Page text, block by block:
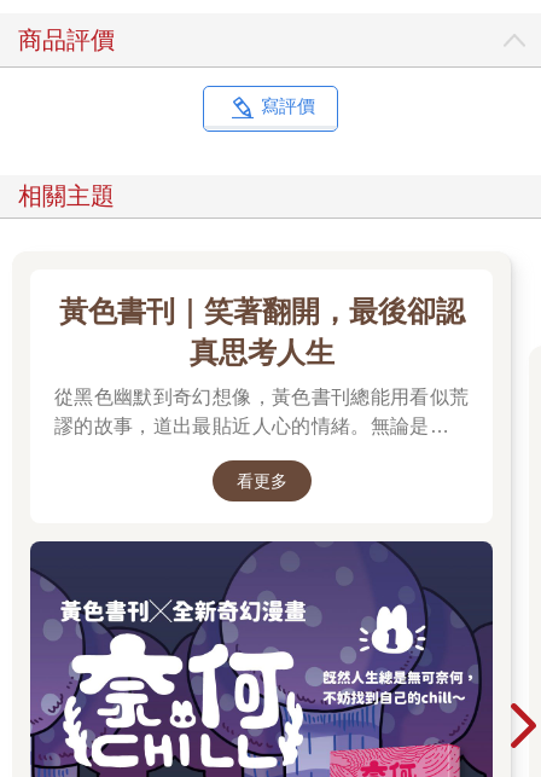
商品評價
寫評價
相關主題
黃色書刊｜笑著翻開，最後卻認
真思考人生
從黑色幽默到奇幻想像，黃色書刊總能用看似荒
謬的故事，道出最貼近人心的情緒。無論是人生
的瞬間，都在他的筆下化成令人會心一笑、又忍
男子變成兔子的異世界冒險，開啟全新故事篇
章，更推出限量書衣版值得收藏。無論是第一次
認識黃色書刊，或想一次補齊歷年代表作，這裡
都是走進黃色書刊漫畫世界的最佳入口。
看更多